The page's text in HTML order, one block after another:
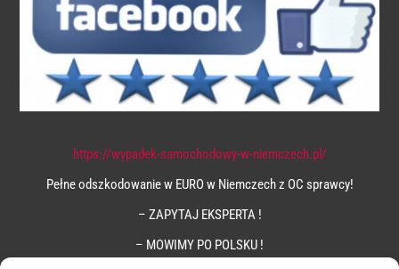
https://wypadek-samochodowy-w-niemczech.pl/
Pełne odszkodowanie w EURO w Niemczech z OC sprawcy!
– ZAPYTAJ EKSPERTA !
– MOWIMY PO POLSKU !